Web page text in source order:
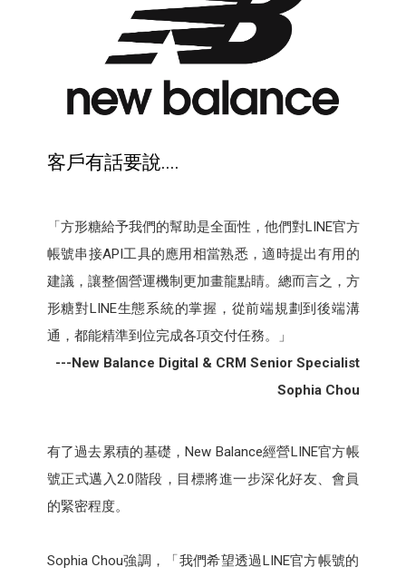
客戶有話要說....
「方形糖給予我們的幫助是全面性，他們對LINE官方
帳號串接API工具的應用相當熟悉，適時提出有用的
建議，讓整個營運機制更加畫龍點睛。總而言之，方
形糖對LINE生態系統的掌握，從前端規劃到後端溝
通，都能精準到位完成各項交付任務。」
---New Balance Digital & CRM Senior Specialist
Sophia Chou
有了過去累積的基礎，New Balance經營LINE官方帳
號正式邁入2.0階段，目標將進一步深化好友、會員
的緊密程度。
Sophia Chou強調，「我們希望透過LINE官方帳號的